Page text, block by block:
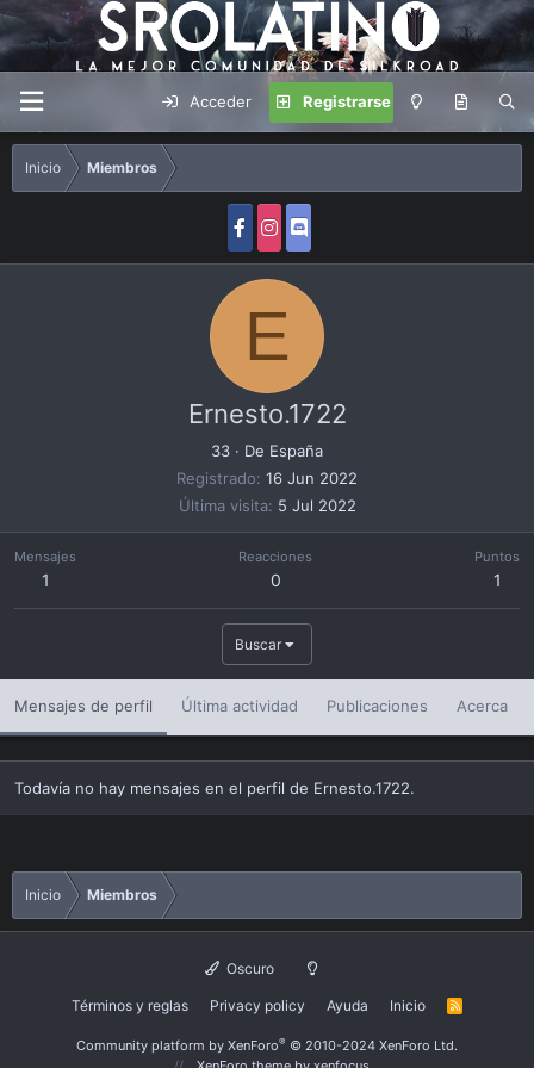
Acceder Registrarse
Inicio Miembros
E
Ernesto.1722
33 · De España
Registrado 16 Jun 2022
Última visita 5 Jul 2022
Mensajes
1
Reacciones
0
Puntos
1
Buscar
Mensajes de perfil Última actividad Publicaciones Acerca
Todavía no hay mensajes en el perfil de Ernesto.1722.
Inicio Miembros
Oscuro
Términos y reglas Privacy policy Ayuda Inicio
R
Community platform by XenForo® © 2010-2024 XenForo Ltd.